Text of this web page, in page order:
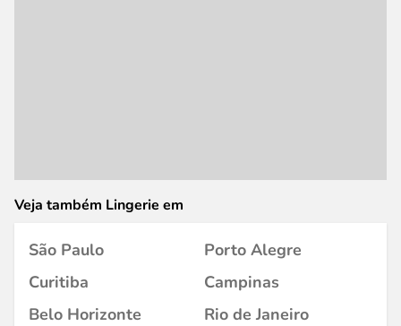
Veja também Lingerie em
São Paulo
Porto Alegre
Curitiba
Campinas
Belo Horizonte
Rio de Janeiro